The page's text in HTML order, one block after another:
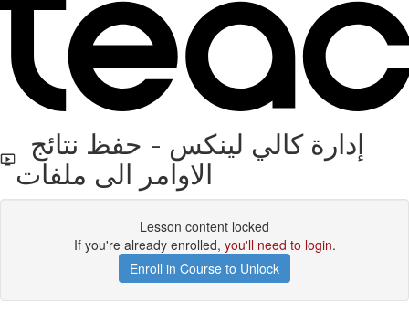
الاوامر الى ملفات
Lesson content locked
If you're already enrolled, you'll need to login.
Enroll in Course to Unlock